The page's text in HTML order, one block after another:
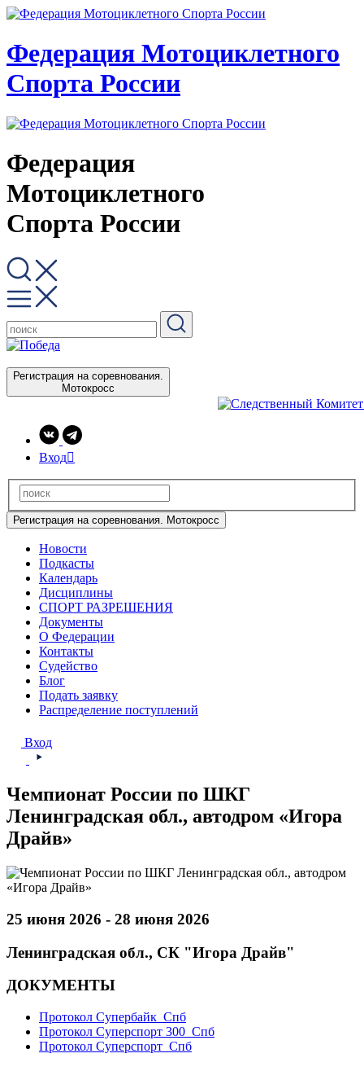
Федерация Мотоциклетного
Спорта России
Федерация
Мотоциклетного
Спорта России
Регистрация на соревнования.
Мотокросс
Вход
Регистрация на соревнования. Мотокросс
Новости
Подкасты
Календарь
Дисциплины
СПОРТ РАЗРЕШЕНИЯ
Документы
О Федерации
Контакты
Судейство
Блог
Подать заявку
Распределение поступлений
Вход
Чемпионат России по ШКГ
Ленинградская обл., автодром «Игора
Драйв»
25 июня 2026 - 28 июня 2026
Ленинградская обл., СК "Игора Драйв"
ДОКУМЕНТЫ
Протокол Супербайк_Спб
Протокол Суперспорт 300_Спб
Протокол Суперспорт_Спб